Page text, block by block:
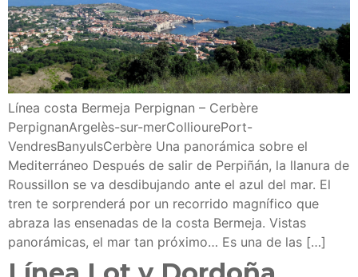
Línea costa Bermeja Perpignan – Cerbère
PerpignanArgelès-sur-merColliourePort-
VendresBanyulsCerbère Una panorámica sobre el
Mediterráneo Después de salir de Perpiñán, la llanura de
Roussillon se va desdibujando ante el azul del mar. El
tren te sorprenderá por un recorrido magnífico que
abraza las ensenadas de la costa Bermeja. Vistas
panorámicas, el mar tan próximo… Es una de las […]